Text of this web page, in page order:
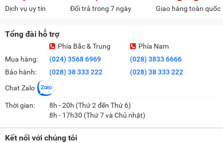
Dịch vụ uy tín Đổi trả trong 7 ngày Giao hàng toàn quốc
Tổng đài hỗ trợ
Mua hàng:
Bảo hành:
Phía Bắc & Trung
(024) 3568 6969
(028) 38 333 222
Phía Nam
(028) 3833 6666
(028) 38 333 222
Chat Zalo
Thời gian:
8h - 20h (Thứ 2 đến Thứ 6)
8h - 17h30 (Thứ 7 và Chủ nhật)
Kết nối với chúng tôi